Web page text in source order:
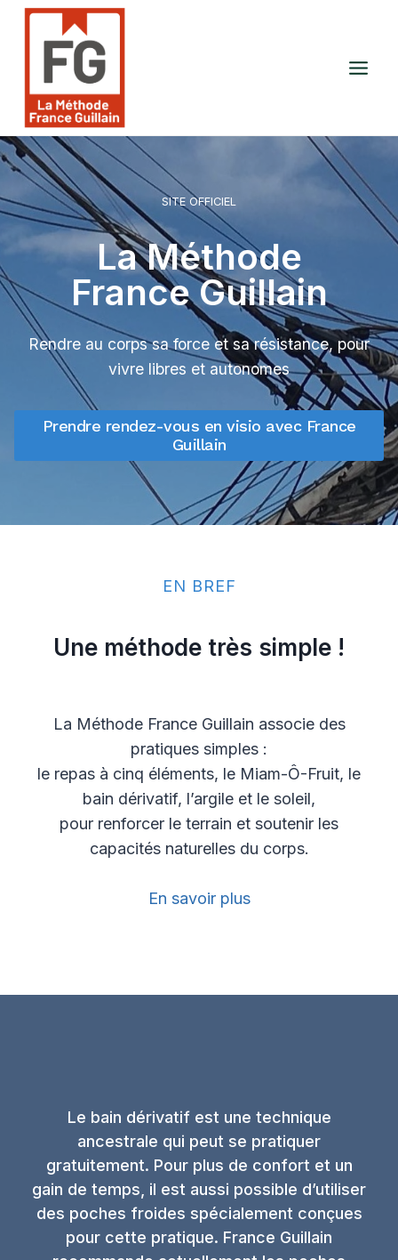
Aller
contenu
SITE OFFICIEL
La Méthode
France Guillain
Rendre au corps sa force et sa résistance, pour
vivre libres et autonomes
Prendre rendez-vous en visio avec France
Guillain
EN BREF
Une méthode très simple !
La Méthode France Guillain associe des
pratiques simples :
le repas à cinq éléments, le Miam-Ô-Fruit, le
bain dérivatif, l’argile et le soleil,
pour renforcer le terrain et soutenir les
capacités naturelles du corps.
En savoir plus
Le bain dérivatif est une technique
ancestrale qui peut se pratiquer
gratuitement. Pour plus de confort et un
gain de temps, il est aussi possible d’utiliser
des poches froides spécialement conçues
pour cette pratique. France Guillain